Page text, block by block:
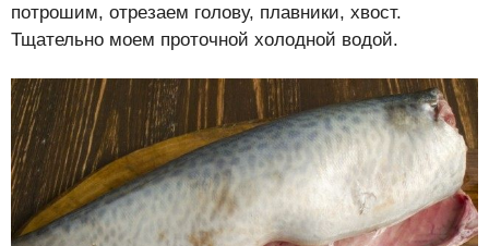
потрошим, отрезаем голову, плавники, хвост.
Тщательно моем проточной холодной водой.